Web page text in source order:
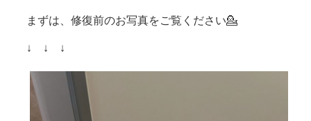
まずは、修復前のお写真をご覧ください💁
↓ ↓ ↓